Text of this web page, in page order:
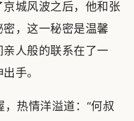
城风波之后，他和张
，这一秘密是温馨
人般的联系在了一
手。
热情洋溢道：“何叔